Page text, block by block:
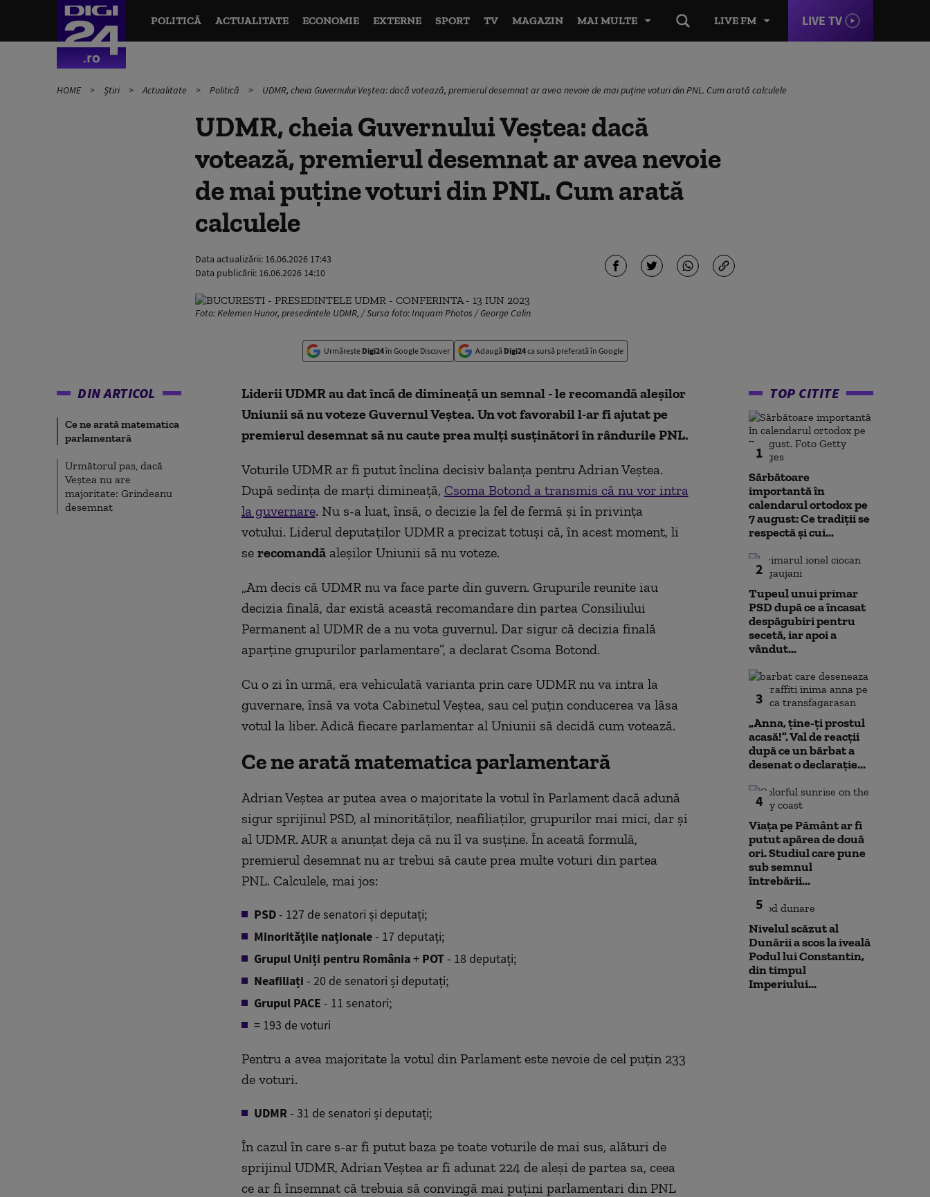
LIVE FM LIVE TV
POLITICĂ ACTUALITATE ECONOMIE EXTERNE SPORT TV MAGAZIN MAI MULTE
HOME Știri Actualitate Politică UDMR, cheia Guvernului Veștea: dacă votează, premierul desemnat ar avea nevoie de mai puține voturi din PNL. Cum arată calculele
UDMR, cheia Guvernului Veștea: dacă
votează, premierul desemnat ar avea nevoie
de mai puține voturi din PNL. Cum arată
calculele
Data actualizării: 16.06.2026 17:43
Data publicării: 16.06.2026 14:10
Foto: Kelemen Hunor, presedintele UDMR, / Sursa foto: Inquam Photos / George Calin
Urmărește Digi24în Google Discover Adaugă Digi24ca sursă preferată în Google
DIN ARTICOL
Ce ne arată matematica
parlamentară
Următorul pas, dacă
Veștea nu are
majoritate: Grindeanu
desemnat
Liderii UDMR au dat încă de dimineață un semnal - le recomandă aleșilor
Uniunii să nu voteze Guvernul Veștea. Un vot favorabil l-ar fi ajutat pe
premierul desemnat să nu caute prea mulți susținători în rândurile PNL.
Voturile UDMR ar fi putut înclina decisiv balanța pentru Adrian Veștea.
După sedința de marți dimineață, Csoma Botond a transmis că nu vor intra
la guvernare. Nu s-a luat, însă, o decizie la fel de fermă și în privința
votului. Liderul deputaților UDMR a precizat totuși că, în acest moment, li
se recomandăaleșilor Uniunii să nu voteze.
„Am decis că UDMR nu va face parte din guvern. Grupurile reunite iau
decizia finală, dar există această recomandare din partea Consiliului
Permanent al UDMR de a nu vota guvernul. Dar sigur că decizia finală
aparține grupurilor parlamentare”, a declarat Csoma Botond.
Cu o zi în urmă, era vehiculată varianta prin care UDMR nu va intra la
guvernare, însă va vota Cabinetul Veștea, sau cel puțin conducerea va lăsa
votul la liber. Adică fiecare parlamentar al Uniunii să decidă cum votează.
Ce ne arată matematica parlamentară
Adrian Veștea ar putea avea o majoritate la votul în Parlament dacă adună
sigur sprijinul PSD, al minorităților, neafiliaților, grupurilor mai mici, dar și
al UDMR. AUR a anunțat deja că nu îl va susține. În aceată formulă,
premierul desemnat nu ar trebui să caute prea multe voturi din partea
PNL. Calculele, mai jos:
PSD- 127 de senatori și deputați;
Minoritățile naționale- 17 deputați;
Grupul Uniți pentru România+ POT- 18 deputați;
Neafiliați - 20 de senatori și deputați;
Grupul PACE - 11 senatori;
= 193 de voturi
Pentru a avea majoritate la votul din Parlament este nevoie de cel puțin 233
de voturi.
UDMR- 31 de senatori și deputați;
În cazul în care s-ar fi putut baza pe toate voturile de mai sus, alături de
sprijinul UDMR, Adrian Veștea ar fi adunat 224 de aleși de partea sa, ceea
ce ar fi însemnat că trebuia să convingă mai puțini parlamentari din PNL
TOP CITITE
1
Sărbătoare
importantă în
calendarul ortodox pe
7 august: Ce tradiții se
respectă și cui...
2
Tupeul unui primar
PSD după ce a încasat
despăgubiri pentru
secetă, iar apoi a
vândut...
3
„Anna, ţine-ţi prostul
acasă!”. Val de reacții
după ce un bărbat a
desenat o declarație...
4
Viața pe Pământ ar fi
putut apărea de două
ori. Studiul care pune
sub semnul
întrebării...
5
Nivelul scăzut al
Dunării a scos la iveală
Podul lui Constantin,
din timpul
Imperiului...